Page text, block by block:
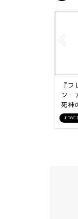
JUDGE
『
ン・
死神